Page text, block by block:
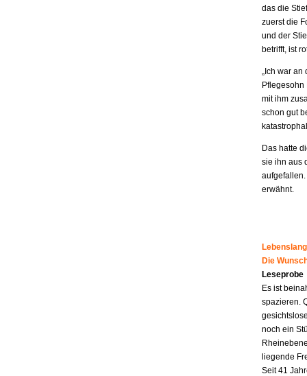
das die
zuerst die
und der
betrifft, ist
„Ich war
Pflegesohn
mit ihm
schon gut
Das hatte
sie ihn aus
erwähnt.
Die
Leseprobe
Es ist
spazieren.
noch ein
liegende
Seit 41